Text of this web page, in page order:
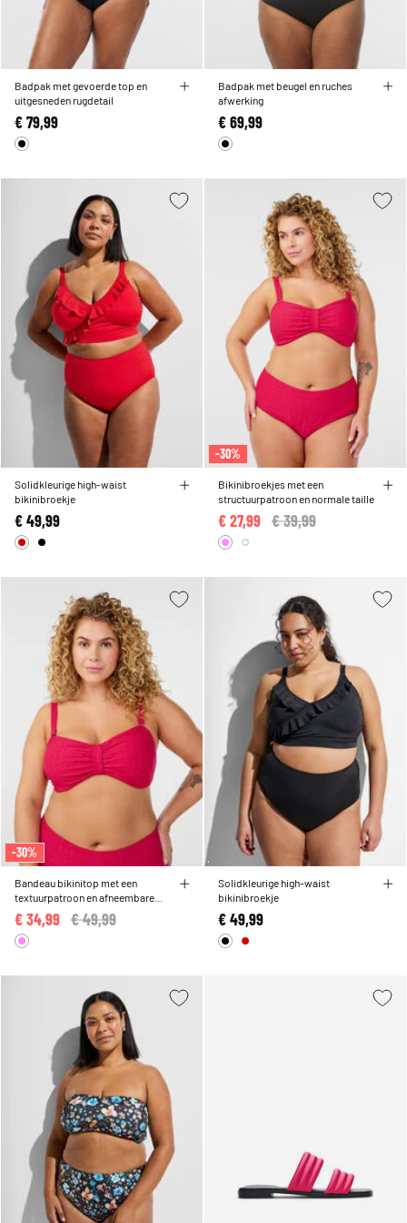
Badpak met gevoerde top en
uitgesneden rugdetail
€ 79,99
Badpak met beugel en ruches
afwerking
€ 69,99
Solidkleurige high-waist
bikinibroekje
€ 49,99
-30%
Bikinibroekjes met een
structuurpatroon en normale taille
Price reduced from
€ 39,99
€ 27,99
-30%
Bandeau bikinitop met een
textuurpatroon en afneembare
bandjes
Price reduced from
€ 49,99
€ 34,99
Solidkleurige high-waist
bikinibroekje
€ 49,99